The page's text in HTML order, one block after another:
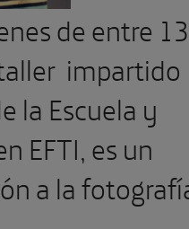
de entre 13
impartido
la Escuela y
EFTI, es un
a la